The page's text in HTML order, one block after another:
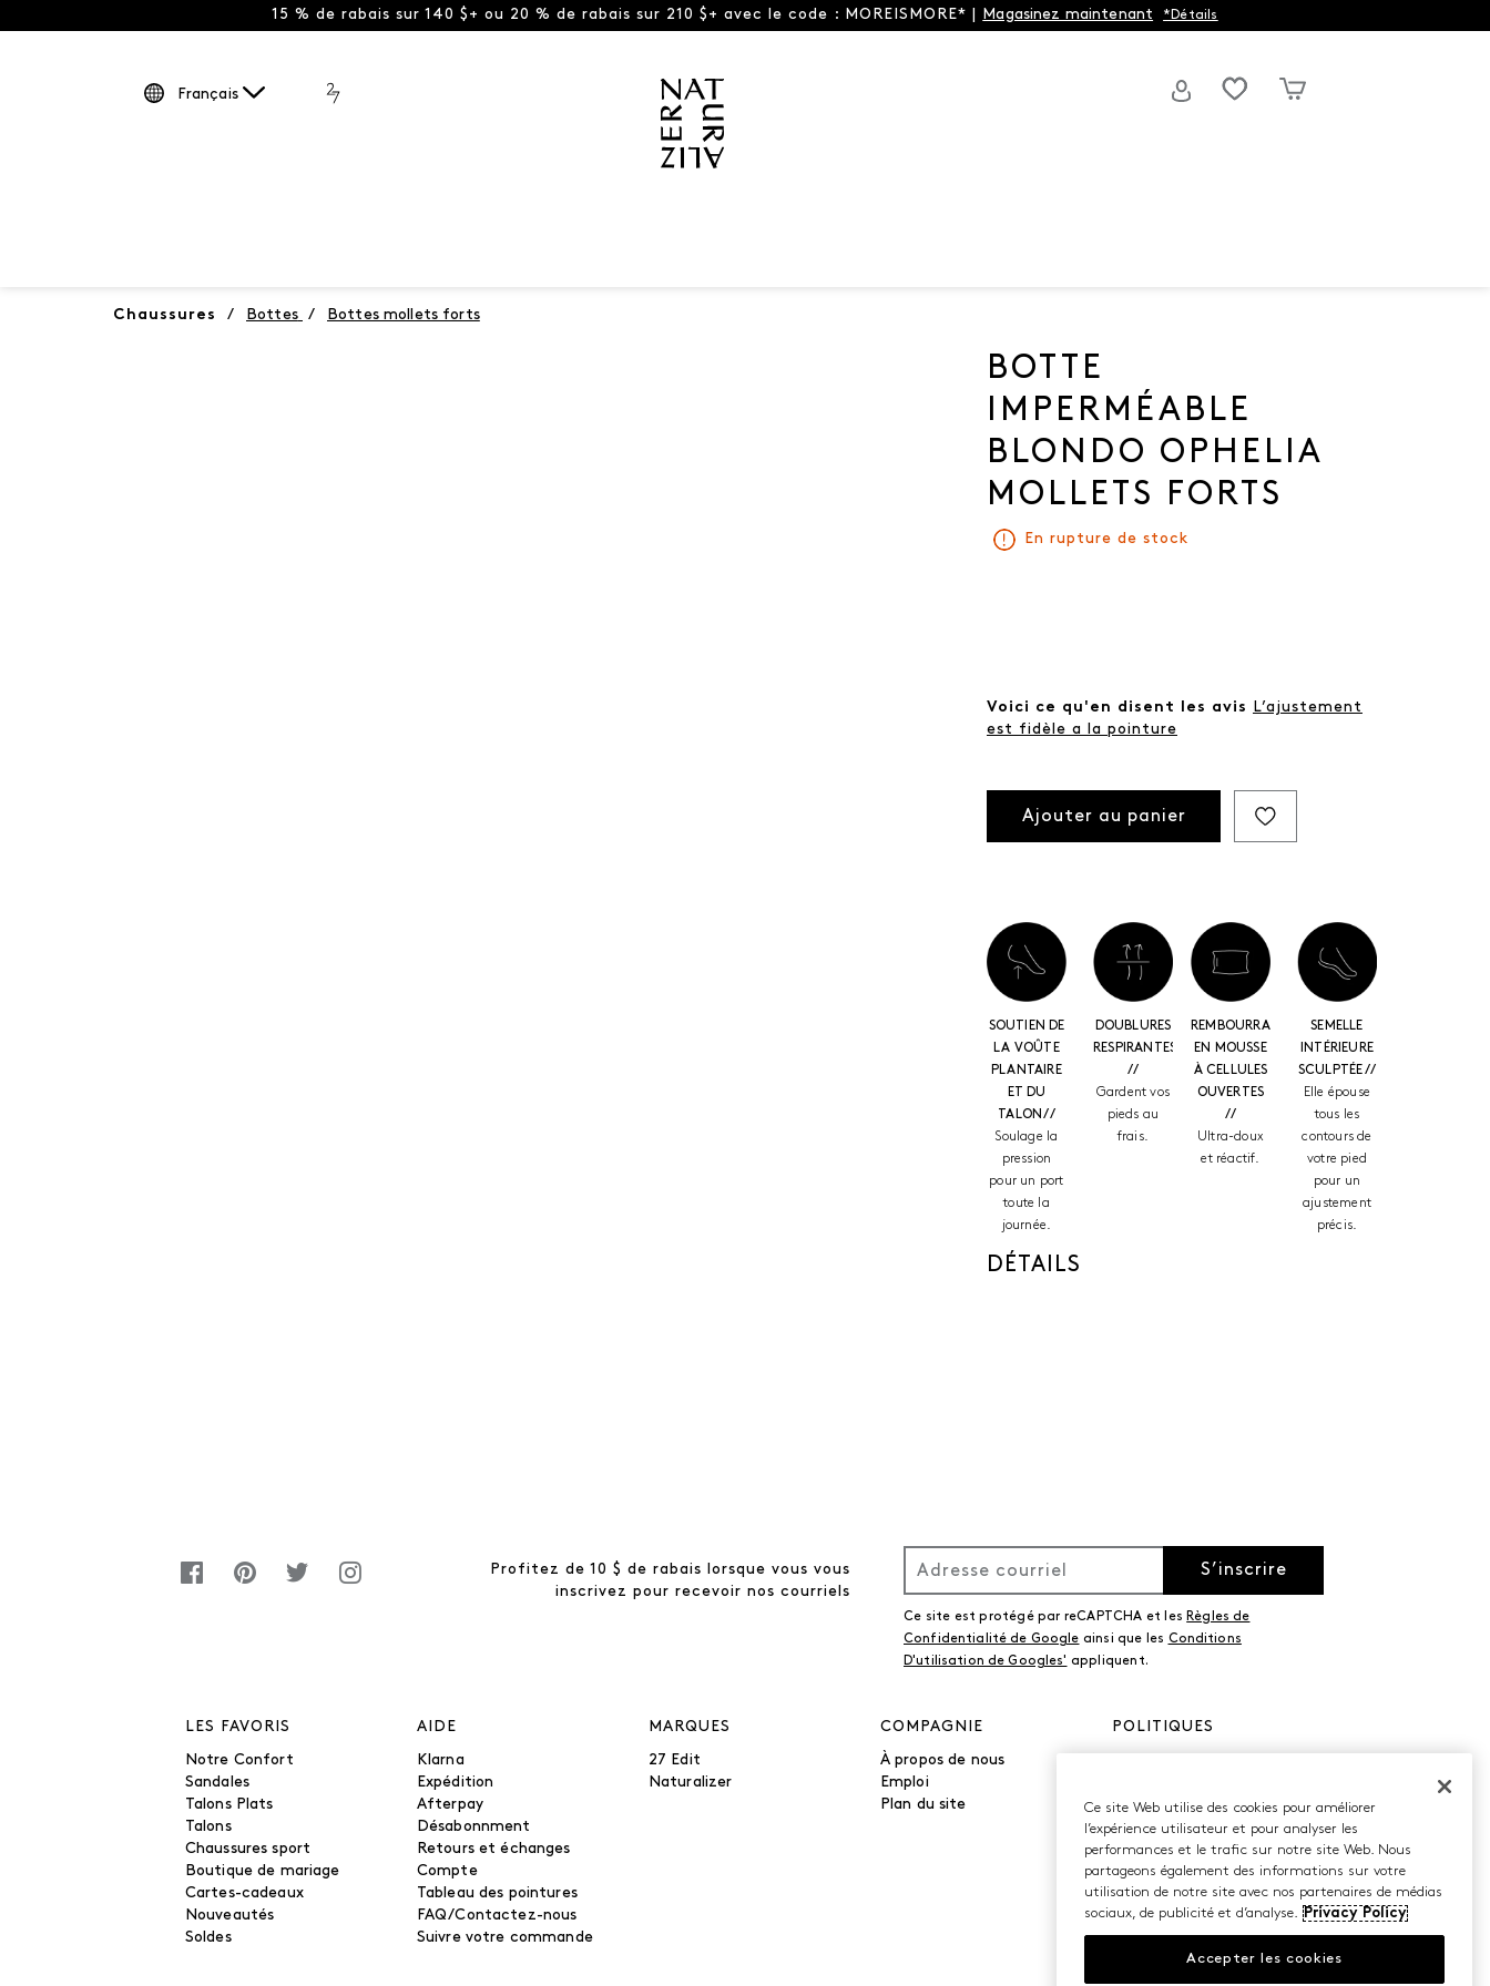
15 % de rabais sur 140 $+ ou 20 % de rabais sur 210 $+ avec le code : MOREISMORE* | Magasinez maintenant *Détails
Français
Chaussures / Bottes / Bottes mollets forts
BOTTE
IMPERMÉABLE
BLONDO OPHELIA
MOLLETS FORTS
En rupture de stock
Voici ce qu'en disent les avis L’ajustement
est fidèle a la pointure
Ajouter au panier
SOUTIEN DE
LA VOÛTE
PLANTAIRE
ET DU
TALON //
Soulage la
pression
pour un port
toute la
journée.
DOUBLURES
RESPIRANTES
//
Gardent vos
pieds au
frais.
REMBOURRAGE
EN MOUSSE
À CELLULES
OUVERTES
//
Ultra-doux
et réactif.
SEMELLE
INTÉRIEURE
SCULPTÉE //
Elle épouse
tous les
contours de
votre pied
pour un
ajustement
précis.
DÉTAILS
Profitez de 10 $ de rabais lorsque vous vous
inscrivez pour recevoir nos courriels
S’inscrire
Ce site est protégé par reCAPTCHA et les Règles de
Confidentialité de Google ainsi que les Conditions
D'utilisation de Googles' appliquent.
LES FAVORIS
Notre Confort
Sandales
Talons Plats
Talons
Chaussures sport
Boutique de mariage
Cartes-cadeaux
Nouveautés
Soldes
AIDE
Klarna
Expédition
Afterpay
Désabonnment
Retours et échanges
Compte
Tableau des pointures
FAQ/Contactez-nous
Suivre votre commande
MARQUES
27 Edit
Naturalizer
COMPAGNIE
À propos de nous
Emploi
Plan du site
POLITIQUES
Conditions d’utilisation
Accessibilité
Ce site Web utilise des cookies pour améliorer
l’expérience utilisateur et pour analyser les
performances et le trafic sur notre site Web. Nous
partageons également des informations sur votre
utilisation de notre site avec nos partenaires de médias
sociaux, de publicité et d’analyse.
Privacy Policy
Accepter les cookies